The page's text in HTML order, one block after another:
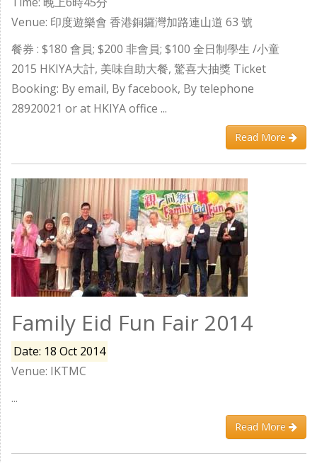
Venue: 印度遊樂會 香港銅鑼灣加路連山道 63 號
餐券 : $180 會員; $200 非會員; $100 全日制學生 /小童
2015 HKIYA大計, 美味自助大餐, 驚喜大抽獎 Ticket
Booking: By email, By facebook, By telephone
28920021 or at HKIYA office ...
Read More
Family Eid Fun Fair 2014
Date: 18 Oct 2014
Venue: IKTMC
...
Read More